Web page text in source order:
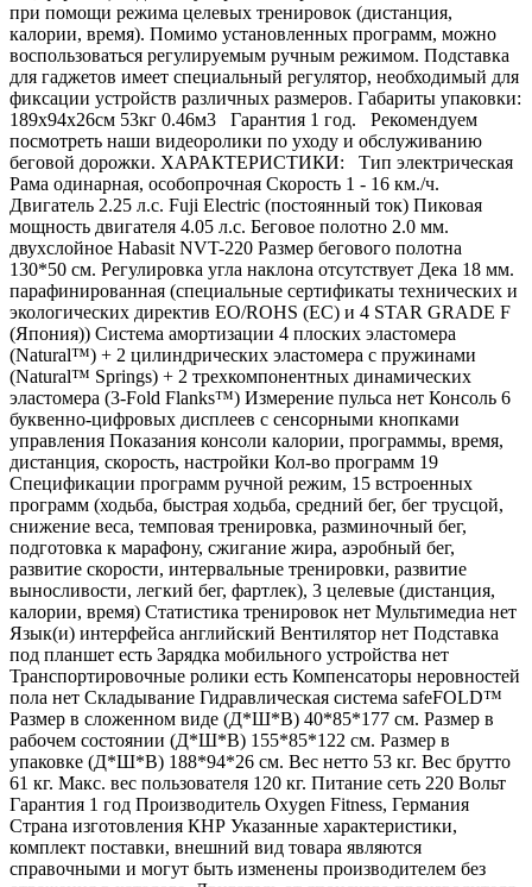
при помощи режима целевых тренировок (дистанция,
калории, время). Помимо установленных программ, можно
воспользоваться регулируемым ручным режимом. Подставка
для гаджетов имеет специальный регулятор, необходимый для
фиксации устройств различных размеров. Габариты упаковки:
189х94х26см 53кг 0.46м3 Гарантия 1 год. Рекомендуем
посмотреть наши видеоролики по уходу и обслуживанию
беговой дорожки. ХАРАКТЕРИСТИКИ: Тип электрическая
Рама одинарная, особопрочная Скорость 1 - 16 км./ч.
Двигатель 2.25 л.с. Fuji Electric (постоянный ток) Пиковая
мощность двигателя 4.05 л.с. Беговое полотно 2.0 мм.
двухслойное Habasit NVT-220 Размер бегового полотна
130*50 см. Регулировка угла наклона отсутствует Дека 18 мм.
парафинированная (специальные сертификаты технических и
экологических директив EO/ROHS (ЕС) и 4 STAR GRADE F
(Япония)) Система амортизации 4 плоских эластомера
(Natural™) + 2 цилиндрических эластомера с пружинами
(Natural™ Springs) + 2 трехкомпонентных динамических
эластомера (3-Fold Flanks™) Измерение пульса нет Консоль 6
буквенно-цифровых дисплеев с сенсорными кнопками
управления Показания консоли калории, программы, время,
дистанция, скорость, настройки Кол-во программ 19
Спецификации программ ручной режим, 15 встроенных
программ (ходьба, быстрая ходьба, средний бег, бег трусцой,
снижение веса, темповая тренировка, разминочный бег,
подготовка к марафону, сжигание жира, аэробный бег,
развитие скорости, интервальные тренировки, развитие
выносливости, легкий бег, фартлек), 3 целевые (дистанция,
калории, время) Статистика тренировок нет Мультимедиа нет
Язык(и) интерфейса английский Вентилятор нет Подставка
под планшет есть Зарядка мобильного устройства нет
Транспортировочные ролики есть Компенсаторы неровностей
пола нет Складывание Гидравлическая система safeFOLD™
Размер в сложенном виде (Д*Ш*В) 40*85*177 см. Размер в
рабочем состоянии (Д*Ш*В) 155*85*122 см. Размер в
упаковке (Д*Ш*В) 188*94*26 см. Вес нетто 53 кг. Вес брутто
61 кг. Макс. вес пользователя 120 кг. Питание сеть 220 Вольт
Гарантия 1 год Производитель Oxygen Fitness, Германия
Страна изготовления КНР Указанные характеристики,
комплект поставки, внешний вид товара являются
справочными и могут быть изменены производителем без